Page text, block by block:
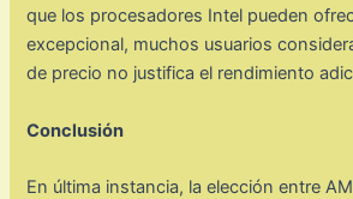
que los procesadores Intel pueden
excepcional, muchos usuarios
de precio no justifica el rendimiento
Conclusión
En última instancia, la elección entre